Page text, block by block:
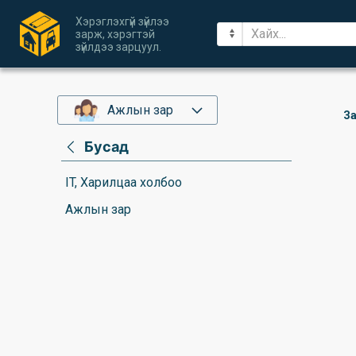
Хэрэглэхгүй зүйлээ
зарж, хэрэгтэй
зүйлдээ зарцуул.
Ажлын зар
Бусад
IT, Харилцаа холбоо
Ажлын зар